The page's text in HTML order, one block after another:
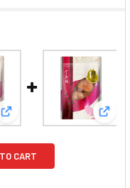
Beans Tea 好茶養
View: Imperial Bird's
CART